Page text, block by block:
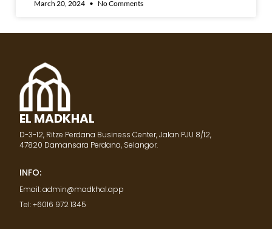
March 20, 2024 No Comments
EL MADKHAL
D-3-12, Ritze Perdana Business Center, Jalan PJU 8/12,
47820 Damansara Perdana, Selangor.
INFO:
Email: admin@madkhal.app
Tel: +6016 972 1345